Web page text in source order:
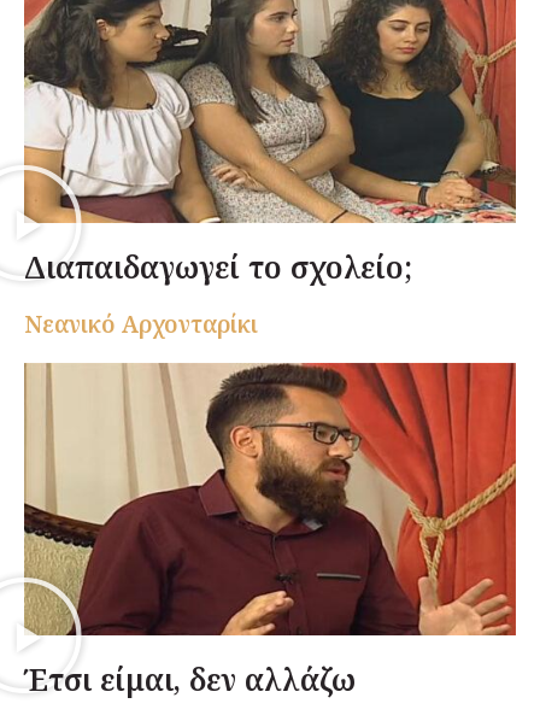
Διαπαιδαγωγεί το σχολείο;
Nεανικό Αρχονταρίκι
Έτσι είμαι, δεν αλλάζω